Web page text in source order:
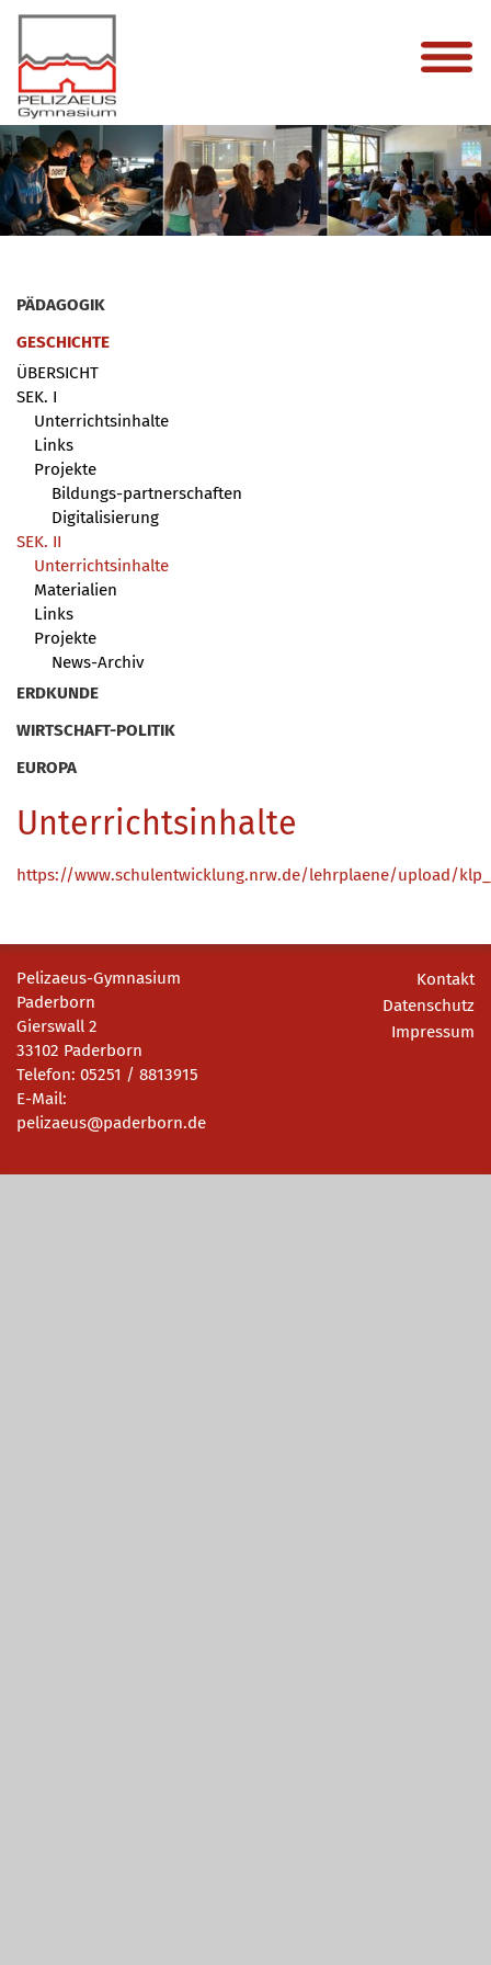
PÄDAGOGIK
GESCHICHTE
ÜBERSICHT
SEK. I
Unterrichtsinhalte
Links
Projekte
Bildungs-partnerschaften
Digitalisierung
SEK. II
Unterrichtsinhalte
Materialien
Links
Projekte
News-Archiv
ERDKUNDE
WIRTSCHAFT-POLITIK
EUROPA
Unterrichtsinhalte
https://www.schulentwicklung.nrw.de/lehrplaene/upload/
Pelizaeus-Gymnasium
Paderborn
Gierswall 2
33102 Paderborn
Telefon: 05251 / 8813915
E-Mail:
pelizaeus@paderborn.de
Kontakt
Datenschutz
Impressum